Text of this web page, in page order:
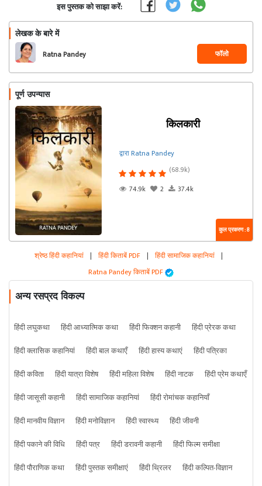
इस पुस्तक को साझा करें:
लेखक के बारे में
Ratna Pandey फॉलो
पूर्ण उपन्यास
किलकारी
द्वारा Ratna Pandey
(68.9k)
74.9k
2 37.4k
कुल प्रकरण : 8
श्रेष्ठ हिंदी कहानियां | हिंदी किताबें PDF | हिंदी सामाजिक कहानियां |
Ratna Pandey किताबें PDF
अन्य रसप्रद विकल्प
हिंदी लघुकथा हिंदी आध्यात्मिक कथा हिंदी फिक्शन कहानी
हिंदी प्रेरक कथा
हिंदी क्लासिक कहानियां
हिंदी बाल कथाएँ हिंदी हास्य कथाएं
हिंदी पत्रिका
हिंदी कविता
हिंदी यात्रा विशेष हिंदी महिला विशेष हिंदी नाटक
हिंदी प्रेम कथाएँ
हिंदी जासूसी कहानी
हिंदी सामाजिक कहानियां
हिंदी रोमांचक कहानियाँ
हिंदी मानवीय विज्ञान
हिंदी मनोविज्ञान हिंदी स्वास्थ्य
हिंदी जीवनी
हिंदी पकाने की विधि
हिंदी पत्र हिंदी डरावनी कहानी
हिंदी फिल्म समीक्षा
हिंदी पौराणिक कथा
हिंदी पुस्तक समीक्षाएं हिंदी थ्रिलर
हिंदी कल्पित-विज्ञान